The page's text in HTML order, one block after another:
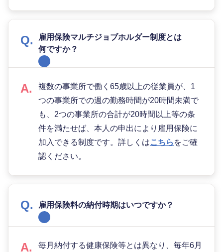
雇用保険マルチジョブホルダー制度とは
何ですか？
複数の事業所で働く65歳以上の従業員が、1
つの事業所での週の勤務時間が20時間未満で
も、2つの事業所の合計が20時間以上等の条
件を満たせば、本人の申出により雇用保険に
加入できる制度です。詳しくはこちら をご確
認ください。
雇用保険料の納付時期はいつですか？
毎月納付する健康保険等とは異なり、毎年6月